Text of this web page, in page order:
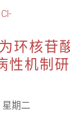
Cl-
环核苷
性机制
期二